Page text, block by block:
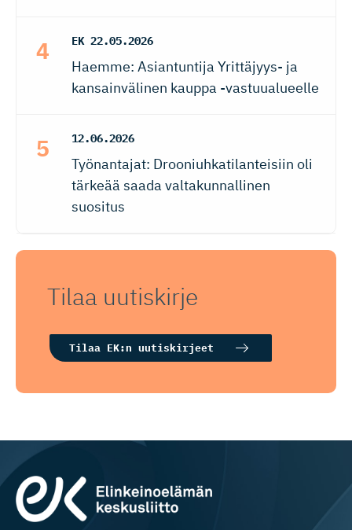
EK 22.05.2026
Haemme: Asiantuntija Yrittäjyys- ja
kansainvälinen kauppa -vastuualueelle
12.06.2026
Työnantajat: Drooniuhkatilanteisiin oli
tärkeää saada valtakunnallinen
suositus
Tilaa uutiskirje
Tilaa EK:n uutiskirjeet